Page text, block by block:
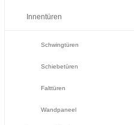
Innentüren
Schwingtüren
Schiebetüren
Falttüren
Wandpaneel